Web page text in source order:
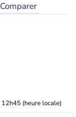
Comparer
12h45 (heure locale)